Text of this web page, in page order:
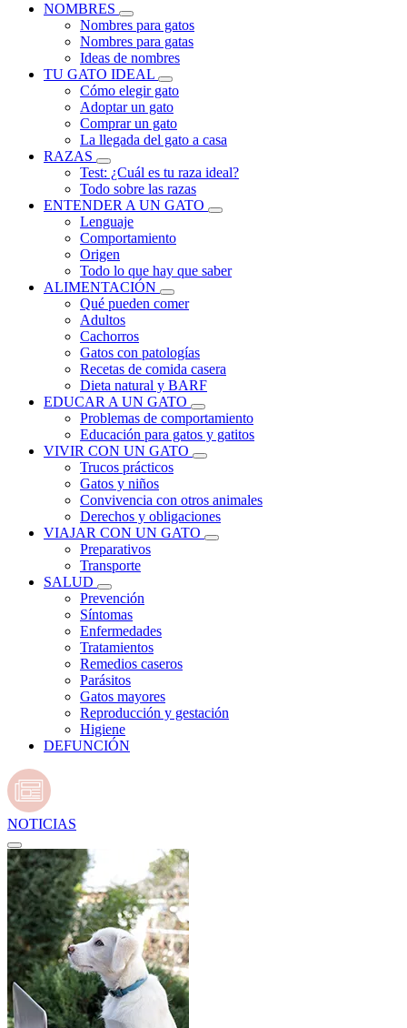
NOMBRES
Nombres para gatos
Nombres para gatas
Ideas de nombres
TU GATO IDEAL
Cómo elegir gato
Adoptar un gato
Comprar un gato
La llegada del gato a casa
RAZAS
Test: ¿Cuál es tu raza ideal?
Todo sobre las razas
ENTENDER A UN GATO
Lenguaje
Comportamiento
Origen
Todo lo que hay que saber
ALIMENTACIÓN
Qué pueden comer
Adultos
Cachorros
Gatos con patologías
Recetas de comida casera
Dieta natural y BARF
EDUCAR A UN GATO
Problemas de comportamiento
Educación para gatos y gatitos
VIVIR CON UN GATO
Trucos prácticos
Gatos y niños
Convivencia con otros animales
Derechos y obligaciones
VIAJAR CON UN GATO
Preparativos
Transporte
SALUD
Prevención
Síntomas
Enfermedades
Tratamientos
Remedios caseros
Parásitos
Gatos mayores
Reproducción y gestación
Higiene
DEFUNCIÓN
NOTICIAS